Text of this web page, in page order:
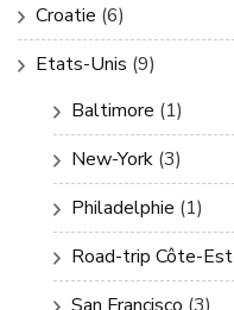
Croatie (6)
Etats-Unis (9)
Baltimore (1)
New-York (3)
Philadelphie (1)
Road-trip Côte-Est